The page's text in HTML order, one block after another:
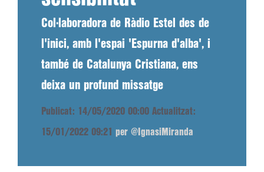
Col·laboradora de Ràdio Estel des de
l'inici, amb l'espai 'Espurna d'alba', i
també de Catalunya Cristiana, ens
deixa un profund missatge
Publicat: 14/05/2020 00:00 Actualitzat:
15/01/2022 09:21 per @IgnasiMiranda